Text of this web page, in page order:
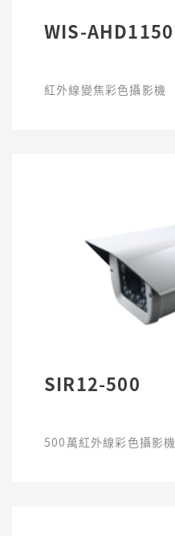
WIS-AHD1150
紅外線變焦彩色攝影機
SIR12-500
500萬紅外線彩色攝影機